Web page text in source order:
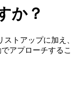
か？
ストアップに加
アプローチする